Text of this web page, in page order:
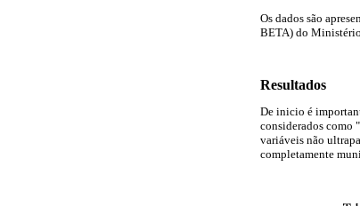
Os dados são
BETA) do Ministério
Resultados
De inicio é
considerados como
variáveis não
completamente